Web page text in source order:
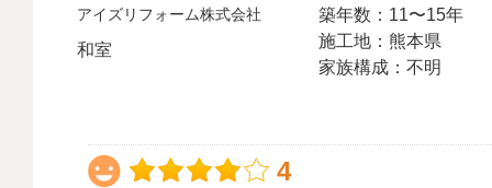
アイズリフォーム株式会社
和室
築年数：11〜15年
施工地：熊本県
家族構成：不明
4